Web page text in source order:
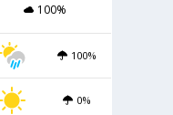
100%
100%
0%